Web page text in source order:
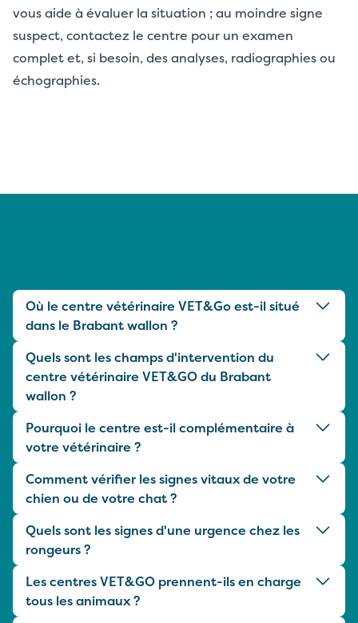
vous aide à évaluer la situation ; au moindre signe
suspect, contactez le centre pour un examen
complet et, si besoin, des analyses, radiographies ou
échographies.
Où le centre vétérinaire VET&Go est-il situé
dans le Brabant wallon ?
Quels sont les champs d'intervention du
centre vétérinaire VET&GO du Brabant
wallon ?
Pourquoi le centre est-il complémentaire à
votre vétérinaire ?
Comment vérifier les signes vitaux de votre
chien ou de votre chat ?
Quels sont les signes d'une urgence chez les
rongeurs ?
Les centres VET&GO prennent-ils en charge
tous les animaux ?